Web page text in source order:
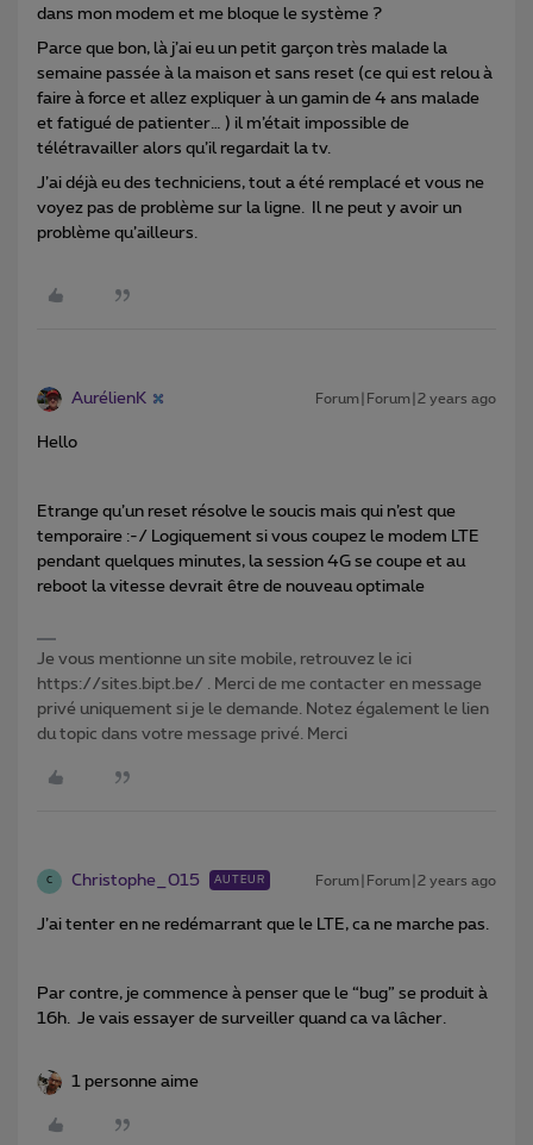
dans mon modem et me bloque le système ?
Parce que bon, là j’ai eu un petit garçon très malade la
semaine passée à la maison et sans reset (ce qui est relou à
faire à force et allez expliquer à un gamin de 4 ans malade
et fatigué de patienter… ) il m’était impossible de
télétravailler alors qu’il regardait la tv.
J’ai déjà eu des techniciens, tout a été remplacé et vous ne
voyez pas de problème sur la ligne. Il ne peut y avoir un
problème qu’ailleurs.
AurélienK Forum|Forum|2 years ago
Hello
Etrange qu’un reset résolve le soucis mais qui n’est que
temporaire :-/ Logiquement si vous coupez le modem LTE
pendant quelques minutes, la session 4G se coupe et au
reboot la vitesse devrait être de nouveau optimale
Je vous mentionne un site mobile, retrouvez le ici
https://sites.bipt.be/ . Merci de me contacter en message
privé uniquement si je le demande. Notez également le lien
du topic dans votre message privé. Merci
C Christophe_015 AUTEUR Forum|Forum|2 years ago
J’ai tenter en ne redémarrant que le LTE, ca ne marche pas.
Par contre, je commence à penser que le “bug” se produit à
16h. Je vais essayer de surveiller quand ca va lâcher.
1 personne aime